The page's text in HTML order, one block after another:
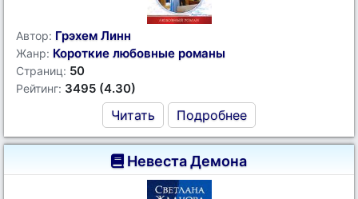
Автор: Грэхем Линн
Жанр: Короткие любовные романы
Страниц: 50
Рейтинг: 3495 (4.30)
Читать Подробнее
Невеста Демона